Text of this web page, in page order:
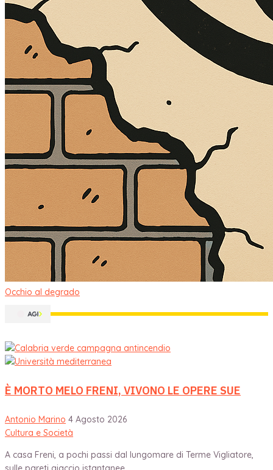
Occhio al degrado
È MORTO MELO FRENI, VIVONO LE OPERE SUE
Antonio Marino 4 Agosto 2026
Cultura e Società
A casa Freni, a pochi passi dal lungomare di Terme Vigliatore,